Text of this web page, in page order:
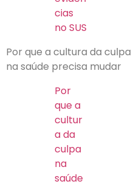
cias
no SUS
Por que a cultura da culpa
na saúde precisa mudar
Por
que a
cultur
a da
culpa
na
saúde